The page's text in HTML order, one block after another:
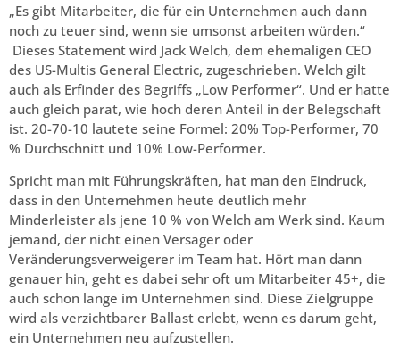
„Es gibt Mitarbeiter, die für ein Unternehmen auch dann
noch zu teuer sind, wenn sie umsonst arbeiten würden.“
Dieses Statement wird Jack Welch, dem ehemaligen CEO
des US-Multis General Electric, zugeschrieben. Welch gilt
auch als Erfinder des Begriffs „Low Performer“. Und er hatte
auch gleich parat, wie hoch deren Anteil in der Belegschaft
ist. 20-70-10 lautete seine Formel: 20% Top-Performer, 70
% Durchschnitt und 10% Low-Performer.
Spricht man mit Führungskräften, hat man den Eindruck,
dass in den Unternehmen heute deutlich mehr
Minderleister als jene 10 % von Welch am Werk sind. Kaum
jemand, der nicht einen Versager oder
Veränderungsverweigerer im Team hat. Hört man dann
genauer hin, geht es dabei sehr oft um Mitarbeiter 45+, die
auch schon lange im Unternehmen sind. Diese Zielgruppe
wird als verzichtbarer Ballast erlebt, wenn es darum geht,
ein Unternehmen neu aufzustellen.